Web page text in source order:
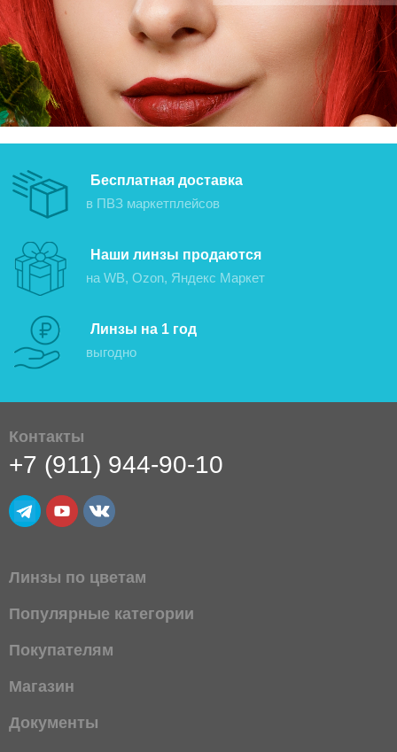
Бесплатная доставка
в ПВЗ маркетплейсов
Наши линзы продаются
на WB, Ozon, Яндекс Маркет
Линзы на 1 год
выгодно
Контакты
+7 (911) 944-90-10
Линзы по цветам
Популярные категории
Покупателям
Магазин
Документы